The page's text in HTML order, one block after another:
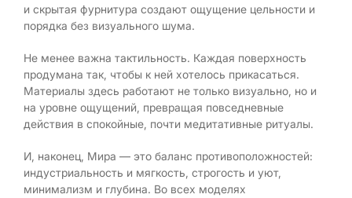
и скрытая фурнитура создают ощущение цельности и
порядка без визуального шума.
Не менее важна тактильность. Каждая поверхность
продумана так, чтобы к ней хотелось прикасаться.
Материалы здесь работают не только визуально, но и
на уровне ощущений, превращая повседневные
действия в спокойные, почти медитативные ритуалы.
И, наконец, Мира — это баланс противоположностей:
индустриальность и мягкость, строгость и уют,
минимализм и глубина. Во всех моделях